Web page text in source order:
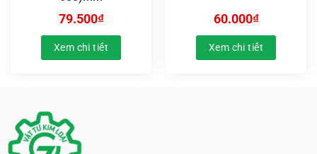
79.500₫
Xem chi tiết
60.000₫
Xem chi tiết